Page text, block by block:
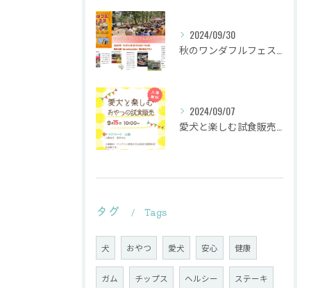
2024/09/30
2024/09/07
タグ Tags
犬 おやつ 愛犬 安心 健康
ガム チップス ヘルシー ステーキ